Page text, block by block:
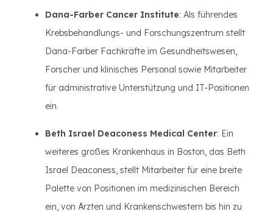
Dana-Farber Cancer Institute: Als führendes
Krebsbehandlungs- und Forschungszentrum stellt
Dana-Farber Fachkräfte im Gesundheitswesen,
Forscher und klinisches Personal sowie Mitarbeiter
für administrative Unterstützung und IT-Positionen
ein.
Beth Israel Deaconess Medical Center: Ein
weiteres großes Krankenhaus in Boston, das Beth
Israel Deaconess, stellt Mitarbeiter für eine breite
Palette von Positionen im medizinischen Bereich
ein, von Ärzten und Krankenschwestern bis hin zu